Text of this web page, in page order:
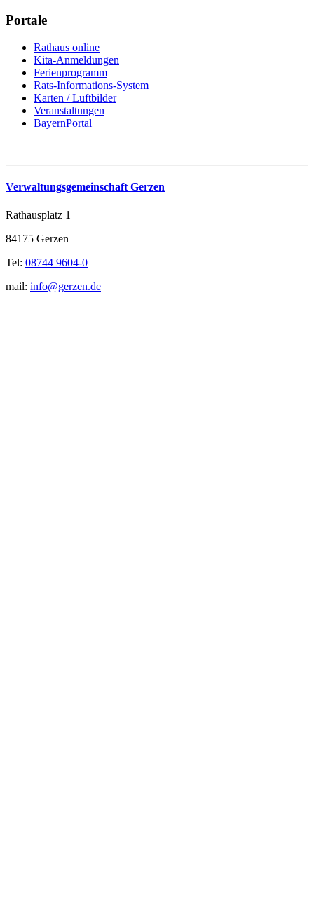
Portale
Rathaus online
Kita-Anmeldungen
Ferienprogramm
Rats-Informations-System
Karten / Luftbilder
Veranstaltungen
BayernPortal
Verwaltungsgemeinschaft Gerzen
Rathausplatz 1
84175 Gerzen
Tel: 08744 9604-0
mail: info@gerzen.de